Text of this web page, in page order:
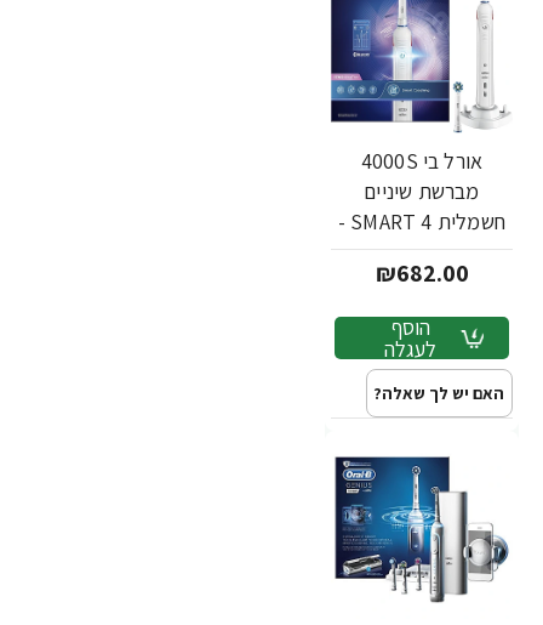
אורל בי 4000S
מברשת שיניים
חשמלית SMART 4 -
מבית Oral B
₪682.00
הוסף
לעגלה
האם יש לך שאלה?